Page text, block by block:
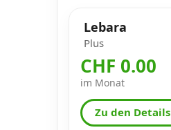
Lebara
Plus
CHF 0.00
im Monat
Zu den Details